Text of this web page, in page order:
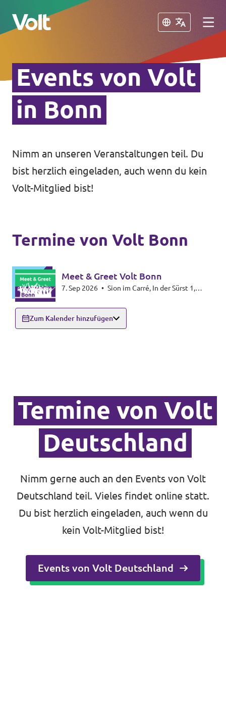
Schließen
Volt in Nordrhein-Westfalen
Website von Volt NRW
Volt vor Ort in NRW
Volt in Deutschland
Volt Deutschland
Volt Deutschland Merchandise Shop
Schließen
Programm
Über Volt
Menschen
Unsere Events
Kontakt zu Volt Bonn
Mach mit bei Volt Bonn
Volt Bonn Newsletter
Intranet von Volt Bonn
Events von Volt
in Bonn
Nimm an unseren Veranstaltungen teil. Du
bist herzlich eingeladen, auch wenn du kein
Volt-Mitglied bist!
Termine von Volt Bonn
Meet & Greet Volt Bonn
7. Sep 2026 •
Zum Kalender hinzufügen
Termine von Volt
Deutschland
Nimm gerne auch an den Events von Volt
Deutschland teil. Vieles findet online statt.
Du bist herzlich eingeladen, auch wenn du
kein Volt-Mitglied bist!
Events von Volt Deutschland